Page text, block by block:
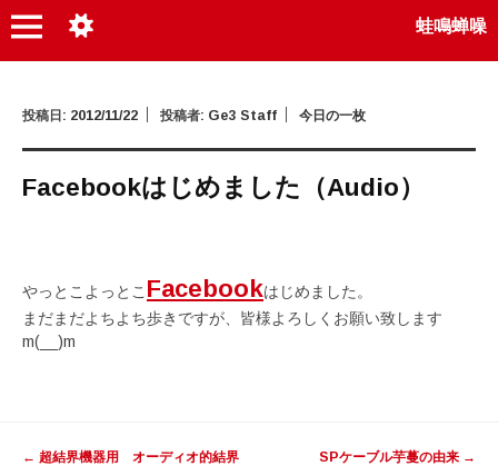
蛙鳴蝉噪
投稿日: 2012/11/22 投稿者: Ge3 Staff 今日の一枚
Facebookはじめました（Audio）
やっとこよっとこ Facebookはじめました。
まだまだよちよち歩きですが、皆様よろしくお願い致します
m(__)m
← 超結界機器用 オーディオ的結界
SPケーブル芋蔓の由来 →